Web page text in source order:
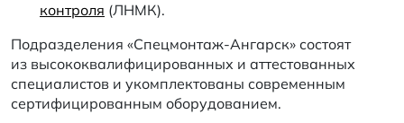
контроля (ЛНМК).
Подразделения «Спецмонтаж-Ангарск» состоят
из высококвалифицированных и аттестованных
специалистов и укомплектованы современным
сертифицированным оборудованием.